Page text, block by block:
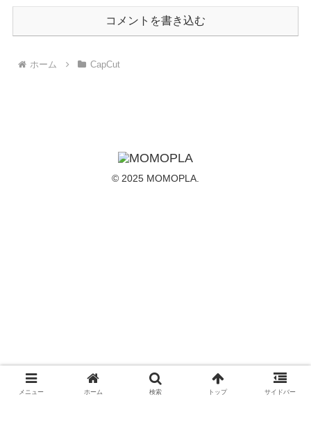
コメントを書き込む
ホーム CapCut
© 2025 MOMOPLA.
メニュー ホーム 検索 トップ サイドバー